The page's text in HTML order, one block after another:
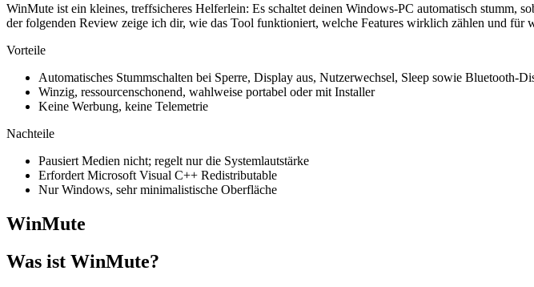
WinMute ist ein kleines, treffsicheres Helferlein: Es schaltet deinen Windows-PC automatisch stumm,
der folgenden Review zeige ich dir, wie das Tool funktioniert, welche Features wirklich zählen und für
Vorteile
Automatisches Stummschalten bei Sperre, Display aus, Nutzerwechsel, Sleep sowie Bluetooth-
Winzig, ressourcenschonend, wahlweise portabel oder mit Installer
Keine Werbung, keine Telemetrie
Nachteile
Pausiert Medien nicht; regelt nur die Systemlautstärke
Erfordert Microsoft Visual C++ Redistributable
Nur Windows, sehr minimalistische Oberfläche
WinMute
Was ist WinMute?